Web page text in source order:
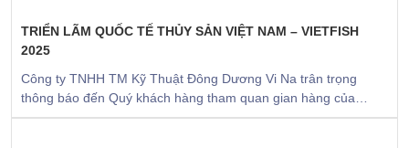
TRIỂN LÃM QUỐC TẾ THỦY SẢN VIỆT NAM – VIETFISH
2025
Công ty TNHH TM Kỹ Thuật Đông Dương Vi Na trân trọng
thông báo đến Quý khách hàng tham quan gian hàng của
chúng tôi tại: TRIỂN LÃM QUỐC TẾ THỦY SẢN VIỆT NAM –